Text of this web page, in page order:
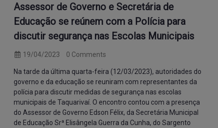
Assessor de Governo e Secretária de
Educação se reúnem com a Polícia para
discutir segurança nas Escolas Municipais
19/04/2023 0 Comments
Na tarde da última quarta-feira (12/03/2023), autoridades do
governo e da educação se reuniram com representantes da
polícia para discutir medidas de segurança nas escolas
municipais de Taquarivaí. O encontro contou com a presença
do Assessor de Governo Edson Félix, da Secretária Municipal
de Educação Srª Elisângela Guerra da Cunha, do Sargento